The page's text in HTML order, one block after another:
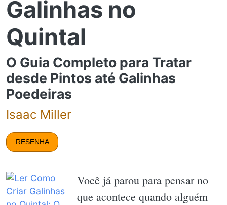
Galinhas no
Quintal
O Guia Completo para Tratar
desde Pintos até Galinhas
Poedeiras
Isaac Miller
RESENHA
Você já parou para pensar no
que acontece quando alguém